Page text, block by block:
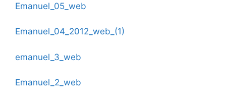
Emanuel_05_web
Emanuel_04_2012_web_(1)
emanuel_3_web
Emanuel_2_web